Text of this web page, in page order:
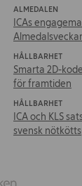
ALMEDALEN
ICAs
HÅLLBARHET
Smarta 2D-
för framtiden
HÅLLBARHET
ICA och KLS
svensk